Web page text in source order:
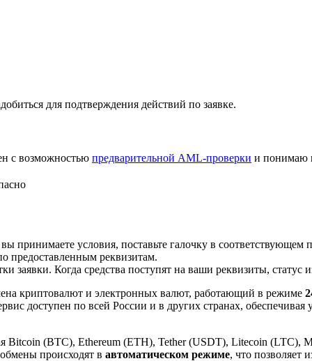
для подтверждения действий по заявке.
с возможностью предварительной AML-проверки и понимаю
принимаете условия, поставьте галочку в соответствующем
предоставленным реквизитам.
заявки. Когда средства поступят на ваши реквизиты, статус
криптовалют и электронных валют, работающий в режиме
доступен по всей России и в других странах,
(BTC), Ethereum (ETH), Tether (USDT), Litecoin (LTC),
происходят в автоматическом режиме, что позволяет